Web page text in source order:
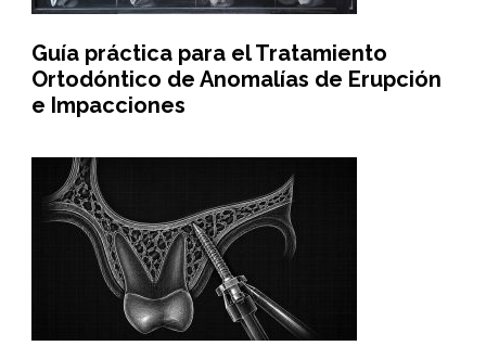
Guía práctica para el Tratamiento
Ortodóntico de Anomalías de Erupción
e Impacciones